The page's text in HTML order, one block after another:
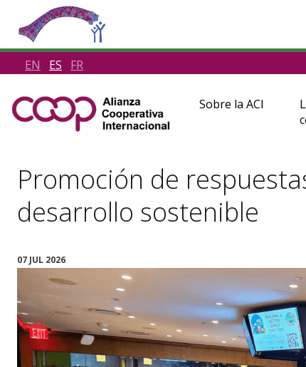
EN ES FR
Sobre la ACI
Promoción de
desarrollo sostenible
07 JUL 2026